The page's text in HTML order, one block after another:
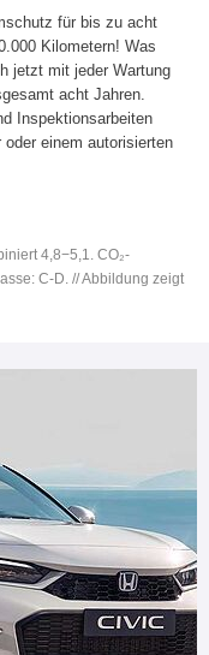
für bis zu acht
Kilometern! Was
jetzt mit jeder Wartung
acht Jahren.
Inspektionsarbeiten
einem autorisierten
4,8−5,1. CO₂-
C-D. // Abbildung zeigt